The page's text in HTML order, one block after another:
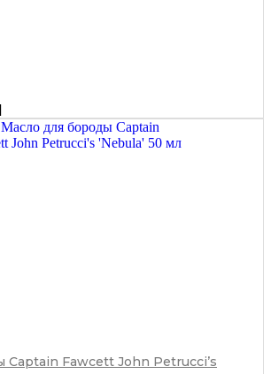
Captain Fawcett John Petrucci’s